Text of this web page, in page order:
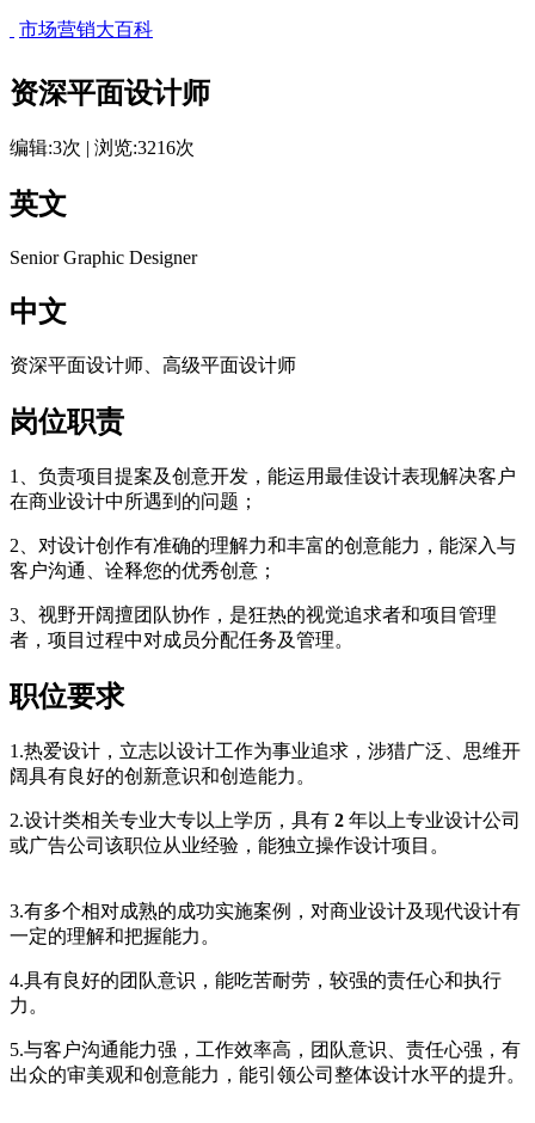
市场营销大百科
资深平面设计师
编辑:3次 | 浏览:3216次
英文
Senior Graphic Designer
中文
资深平面设计师、高级平面设计师
岗位职责
1、负责项目提案及创意开发，能运用最佳设计表现解决客户
在商业设计中所遇到的问题；
2、对设计创作有准确的理解力和丰富的创意能力，能深入与
客户沟通、诠释您的优秀创意；
3、视野开阔擅团队协作，是狂热的视觉追求者和项目管理
者，项目过程中对成员分配任务及管理。
职位要求
1.热爱设计，立志以设计工作为事业追求，涉猎广泛、思维开
阔具有良好的创新意识和创造能力。
2.设计类相关专业大专以上学历，具有 2 年以上专业设计公司
或广告公司该职位从业经验，能独立操作设计项目。
3.有多个相对成熟的成功实施案例，对商业设计及现代设计有
一定的理解和把握能力。
4.具有良好的团队意识，能吃苦耐劳，较强的责任心和执行
力。
5.与客户沟通能力强，工作效率高，团队意识、责任心强，有
出众的审美观和创意能力，能引领公司整体设计水平的提升。